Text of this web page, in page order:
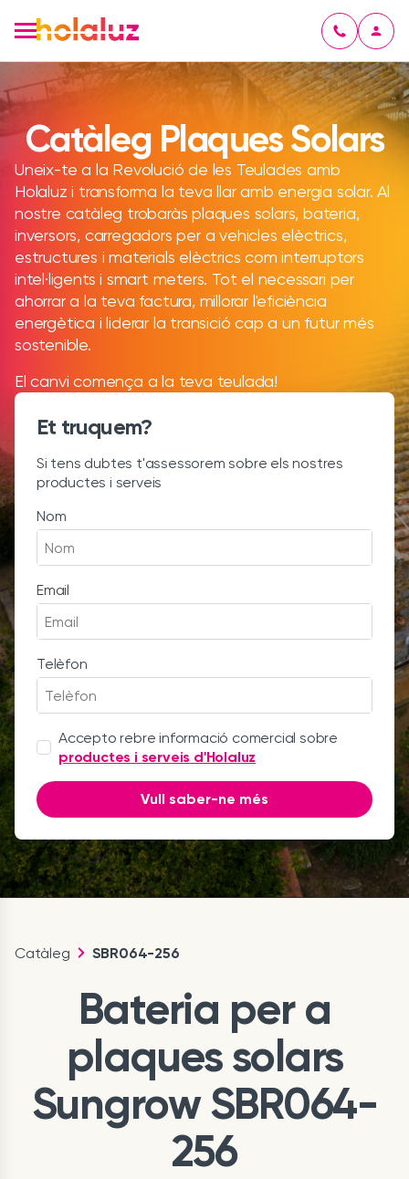
Catàleg Plaques Solars
Uneix-te a la Revolució de les Teulades amb
Holaluz i transforma la teva llar amb energia solar. Al
nostre catàleg trobaràs plaques solars, bateria,
inversors, carregadors per a vehicles elèctrics,
estructures i materials elèctrics com interruptors
intel·ligents i smart meters. Tot el necessari per
ahorrar a la teva factura, millorar l'eficiència
energètica i liderar la transició cap a un futur més
sostenible.
El canvi comença a la teva teulada!
Et truquem?
Si tens dubtes t'assessorem sobre els nostres
productes i serveis
Nom
Email
Telèfon
Accepto rebre informació comercial sobre
productes i serveis d'Holaluz
Vull saber-ne més
Catàleg SBR064-256
Bateria per a
plaques solars
Sungrow SBR064-
256